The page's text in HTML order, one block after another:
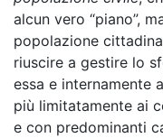
alcun vero “piano”,
popolazione
riuscire a gestire lo
essa e internamente
più limitatamente ai
e con predominanti